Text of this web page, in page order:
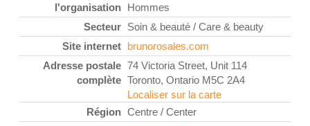
Hommes
Soin & beauté / Care & beauty
brunorosales.com
74 Victoria Street, Unit 114
Toronto, Ontario M5C 2A4
Localiser sur la carte
Centre / Center